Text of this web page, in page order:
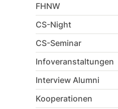
FHNW
CS-Night
CS-Seminar
Infoveranstaltungen
Interview Alumni
Kooperationen